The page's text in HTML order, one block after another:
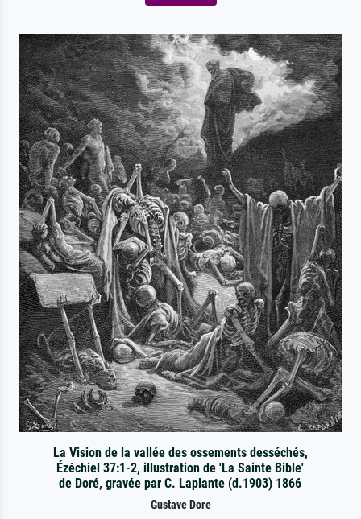
La Vision de la vallée des ossements desséchés,
Ézéchiel 37:1-2, illustration de 'La Sainte Bible'
de Doré, gravée par C. Laplante (d.1903) 1866
Gustave Dore